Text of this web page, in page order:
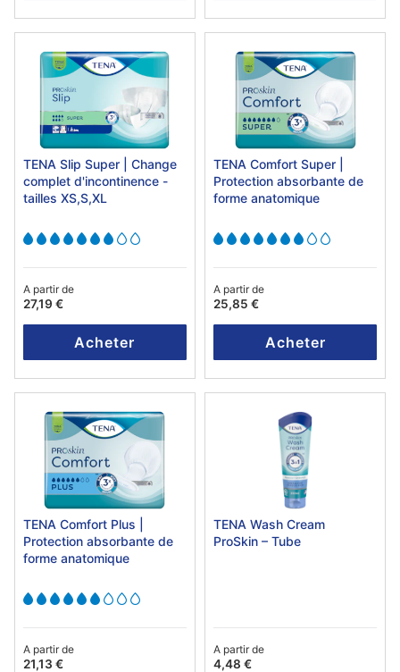
TENA Slip Super | Change
complet d'incontinence -
tailles XS,S,XL
A partir de
27,19 €
Acheter
TENA Comfort Super |
Protection absorbante de
forme anatomique
A partir de
25,85 €
Acheter
TENA Comfort Plus |
Protection absorbante de
forme anatomique
A partir de
21,13 €
TENA Wash Cream
ProSkin – Tube
A partir de
4,48 €